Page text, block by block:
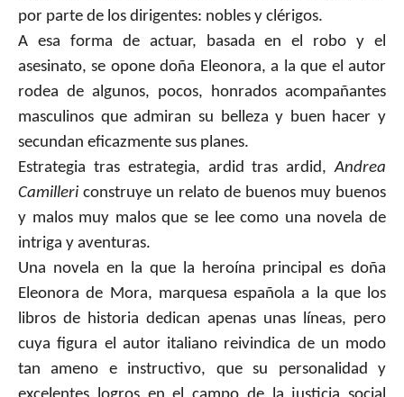
por parte de los dirigentes: nobles y clérigos.
A esa forma de actuar, basada en el robo y el
asesinato, se opone doña Eleonora, a la que el autor
rodea de algunos, pocos, honrados acompañantes
masculinos que admiran su belleza y buen hacer y
secundan eficazmente sus planes.
Estrategia tras estrategia, ardid tras ardid,Andrea
Camilleri construye un relato de buenos muy buenos
y malos muy malos que se lee como una novela de
intriga y aventuras.
Una novela en la que la heroína principal es doña
Eleonora de Mora, marquesa española a la que los
libros de historia dedican apenas unas líneas, pero
cuya figura el autor italiano reivindica de un modo
tan ameno e instructivo, que su personalidad y